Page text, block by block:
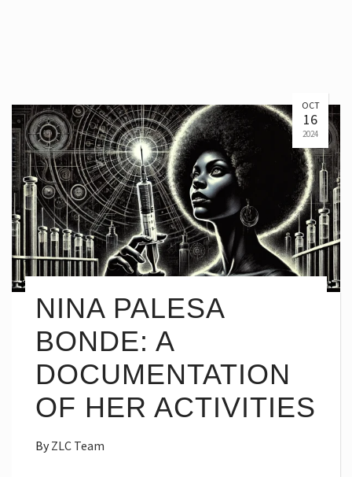
OCT
16
2024
NINA PALESA
BONDE: A
DOCUMENTATION
OF HER ACTIVITIES
ByZLC Team